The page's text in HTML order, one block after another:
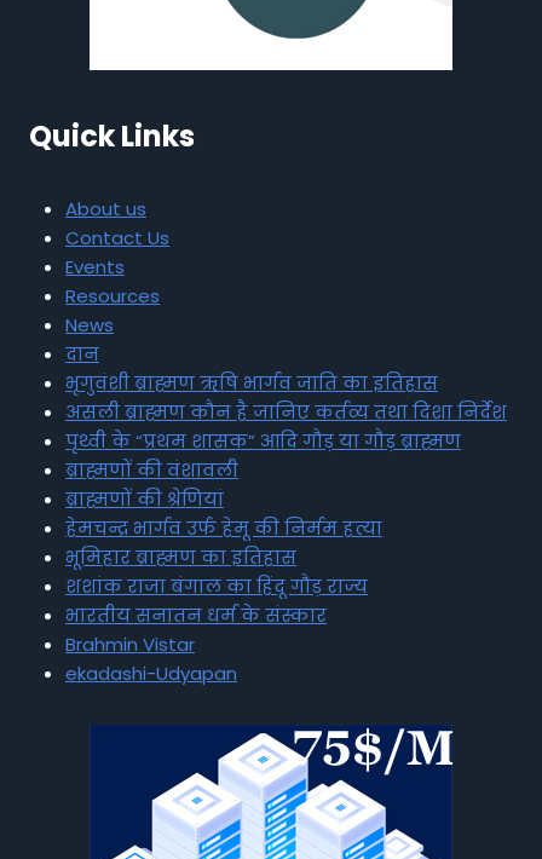
Quick Links
About us
Contact Us
Events
Resources
News
दान
भृगुवंशी ब्राह्मण ऋषि भार्गव जाति का इतिहास
असली ब्राह्मण कौन है जानिए कर्तव्य तथा दिशा निर्देश
पृथ्वी के “प्रथम शासक” आदि गौड़ या गौड़ ब्राह्मण
ब्राह्मणों की वंशावली
ब्राह्मणों की श्रेणियां
हेमचन्द्र भार्गव उर्फ हेमू की निर्मम हत्या
भूमिहार ब्राह्मण का इतिहास
शशांक राजा बंगाल का हिंदू गौड़ राज्य
भारतीय सनातन धर्म के संस्कार
Brahmin Vistar
ekadashi-Udyapan